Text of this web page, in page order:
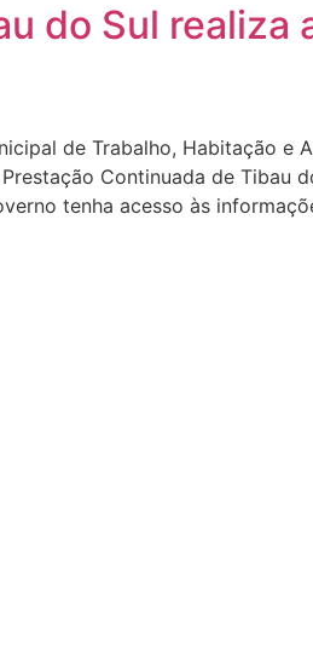
do Sul
de Trabalho, Habitação
Continuada de Tibau
tenha acesso às